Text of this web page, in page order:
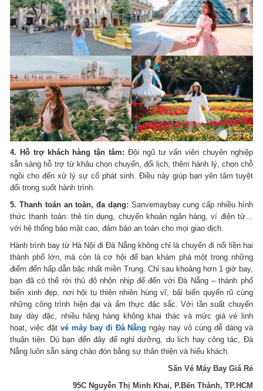
4. Hỗ trợ khách hàng tận tâm: Đội ngũ tư vấn viên chuyên nghiệp
sẵn sàng hỗ trợ từ khâu chọn chuyến, đổi lịch, thêm hành lý, chọn chỗ
ngồi cho đến xử lý sự cố phát sinh. Điều này giúp bạn yên tâm tuyệt
đối trong suốt hành trình.
5. Thanh toán an toàn, đa dạng: Sanvemaybay cung cấp nhiều hình
thức thanh toán: thẻ tín dụng, chuyển khoản ngân hàng, ví điện tử…
với hệ thống bảo mật cao, đảm bảo an toàn cho mọi giao dịch.
Hành trình bay từ Hà Nội đi Đà Nẵng không chỉ là chuyến đi nối liền hai
thành phố lớn, mà còn là cơ hội để bạn khám phá một trong những
điểm đến hấp dẫn bậc nhất miền Trung. Chỉ sau khoảng hơn 1 giờ bay,
bạn đã có thể rời thủ đô nhộn nhịp để đến với Đà Nẵng – thành phố
biển xinh đẹp, nơi hội tụ thiên nhiên hùng vĩ, bãi biển quyến rũ cùng
những công trình hiện đại và ẩm thực đặc sắc. Với tần suất chuyến
bay dày đặc, nhiều hãng hàng không khai thác và mức giá vé linh
hoạt, việc đặt vé máy bay đi Đà Nẵng ngày nay vô cùng dễ dàng và
thuận tiện. Dù bạn đến đây để nghỉ dưỡng, du lịch hay công tác, Đà
Nẵng luôn sẵn sàng chào đón bằng sự thân thiện và hiếu khách.
Săn Vé Máy Bay Giá Rẻ
95C Nguyễn Thị Minh Khai, P.Bến Thành, TP.HCM